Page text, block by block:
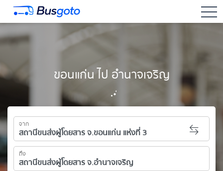
ขอนแก่น ไป อำนาจเจริญ
จาก
ถึง